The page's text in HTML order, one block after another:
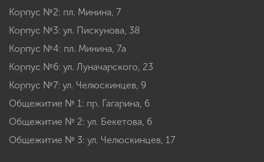
Корпус №2: пл. Минина, 7
Корпус №3: ул. Пискунова, 38
Корпус №4: пл. Минина, 7а
Корпус №6: ул. Луначарского, 23
Корпус №7: ул. Челюскинцев, 9
Общежитие № 1: пр. Гагарина, 6
Общежитие № 2: ул. Бекетова, 6
Общежитие № 3: ул. Челюскинцев, 17